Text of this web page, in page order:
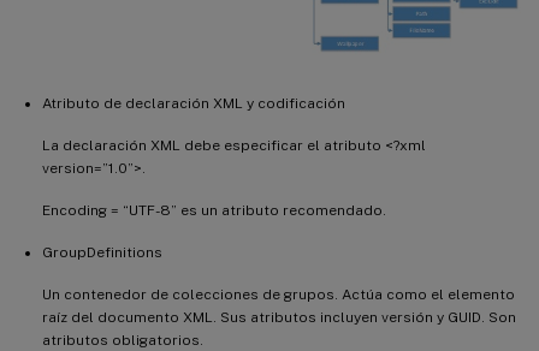
Atributo de declaración XML y codificación
La declaración XML debe especificar el atributo <?xml
version=”1.0”>.
Encoding = “UTF-8” es un atributo recomendado.
GroupDefinitions
Un contenedor de colecciones de grupos. Actúa como el elemento
raíz del documento XML. Sus atributos incluyen versión y GUID. Son
atributos obligatorios.